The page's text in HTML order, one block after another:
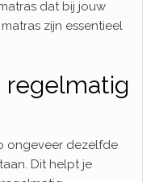
dat bij jouw
zijn essentieel
regelmatig
ongeveer dezelfde
Dit helpt je